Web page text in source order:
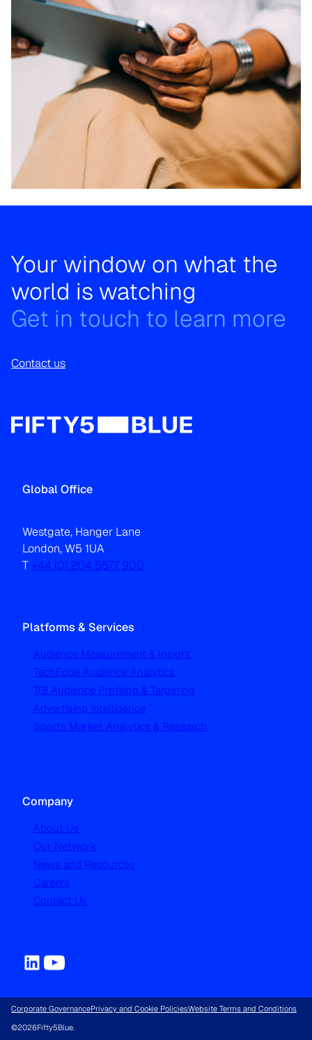
Your window on what the
world is watching
Get in touch to learn more
Contact us
Global Office
Westgate, Hanger Lane
London, W5 1UA
T +44 (0) 204 5577 900
Platforms & Services
Audience Measurement & Insight
TechEdge Audience Analytics
TGI Audience Profiling & Targeting
Advertising Intelligence
Sports Market Analytics & Research
Company
About Us
Our Network
News and Resources
Careers
Contact Us
Corporate GovernancePrivacy and Cookie PoliciesWebsite Terms and Conditions
©2026Fifty5Blue.